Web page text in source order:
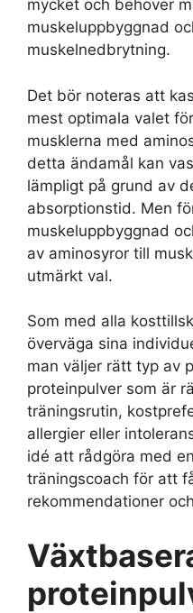
mycket och behöver
muskeluppbyggnad
muskelnedbrytning.
Det bör noteras att
mest optimala valet
musklerna med
detta ändamål kan
lämpligt på grund av
absorptionstid. Men
muskeluppbyggnad
av aminosyror till
utmärkt val.
Som med alla
överväga sina
man väljer rätt typ av
proteinpulver som är
träningsrutin,
allergier eller
idé att rådgöra med
träningscoach för att
rekommendationer